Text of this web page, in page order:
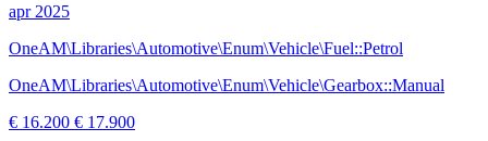
apr 2025
OneAM\Libraries\Automotive\Enum\Vehicle\Fuel::Petrol
OneAM\Libraries\Automotive\Enum\Vehicle\Gearbox::Manual
€ 16.200 € 17.900